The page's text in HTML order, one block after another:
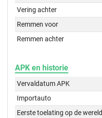
Vering achter
Remmen voor
Remmen achter
APK en historie
Vervaldatum APK
Importauto
Eerste toelating op de wereld